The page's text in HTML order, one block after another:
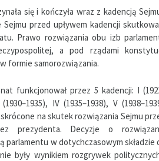
się i kończyła wraz z kadencją
przed upływem kadencji
Prawo rozwiązania obu izb
a pod rządami
formie samorozwiązania.
funkcjonował przez 5 kadencji: I
IV (1935–1938), V
na skutek rozwiązania Sejmu
prezydenta. Decyzje o
parlamentu w dotychczasowym składzie
były wynikiem rozgrywek